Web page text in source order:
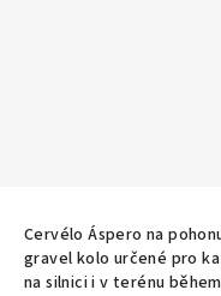
Cervélo Áspero na
gravel kolo určené pro
na silnici i v terénu